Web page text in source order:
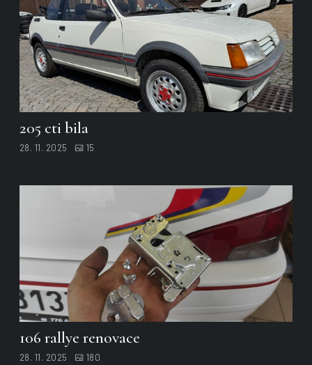
205 cti bila
28. 11. 2025 15
106 rallye renovace
28. 11. 2025 180